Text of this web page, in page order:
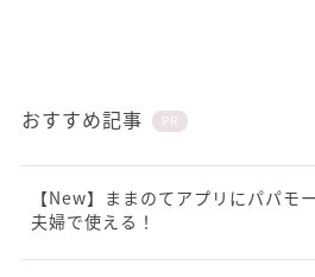
おすすめ記事 PR
【New】ままのてアプリにパパモ
夫婦で使える！